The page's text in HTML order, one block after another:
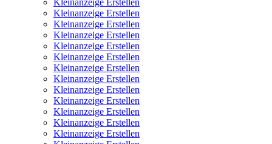
Kleinanzeige Erstellen
Kleinanzeige Erstellen
Kleinanzeige Erstellen
Kleinanzeige Erstellen
Kleinanzeige Erstellen
Kleinanzeige Erstellen
Kleinanzeige Erstellen
Kleinanzeige Erstellen
Kleinanzeige Erstellen
Kleinanzeige Erstellen
Kleinanzeige Erstellen
Kleinanzeige Erstellen